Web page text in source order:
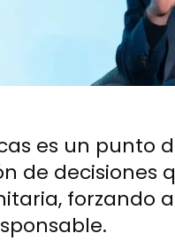
es un punto
de decisiones
forzando